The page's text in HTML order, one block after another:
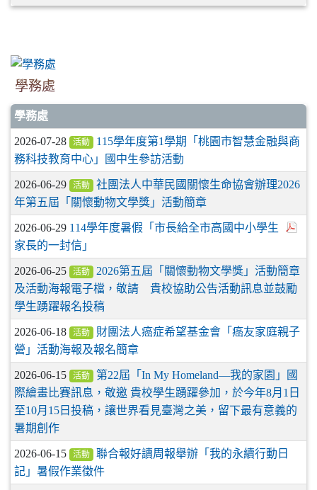
學務處
學務處
2026-07-28 活動
115學年度第1學期「桃園市智慧金融與商
務科技教育中心」國中生參訪活動
2026-06-29 活動
社團法人中華民國關懷生命協會辦理2026
年第五屆「關懷動物文學獎」活動簡章
2026-06-29 114學年度暑假「市長給全市高國中小學生
家長的一封信」
2026-06-25 活動
2026第五屆「關懷動物文學獎」活動簡章
及活動海報電子檔，敬請 貴校協助公告活動訊息並鼓勵
學生踴躍報名投稿
2026-06-18 活動
財團法人癌症希望基金會「癌友家庭親子
營」活動海報及報名簡章
2026-06-15 活動
第22屆「In My Homeland—我的家園」國
際繪畫比賽訊息，敬邀 貴校學生踴躍參加，於今年8月1日
至10月15日投稿，讓世界看見臺灣之美，留下最有意義的
暑期創作
2026-06-15 活動
聯合報好讀周報舉辦「我的永續行動日
記」暑假作業徵件